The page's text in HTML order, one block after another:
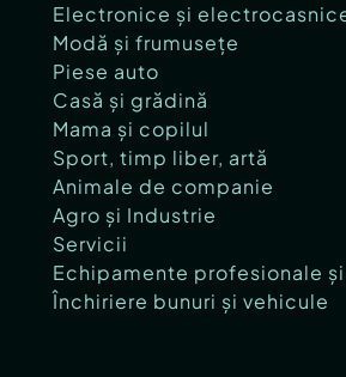
Electronice și
Modă și frumusețe
Piese auto
Casă și grădină
Mama și copilul
Sport, timp liber, artă
Animale de companie
Agro și Industrie
Servicii
Echipamente profesionale
Închiriere bunuri și vehicule